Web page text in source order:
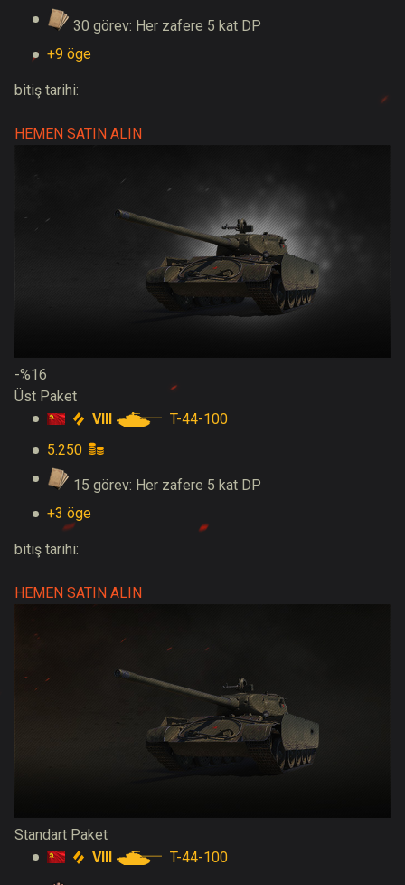
30 görev: Her zafere 5 kat DP
+9 öge
bitiş tarihi:
HEMEN SATIN ALIN
-%16
Üst Paket
VIII
T-44-100
5.250
15 görev: Her zafere 5 kat DP
+3 öge
bitiş tarihi:
HEMEN SATIN ALIN
Standart Paket
VIII
T-44-100